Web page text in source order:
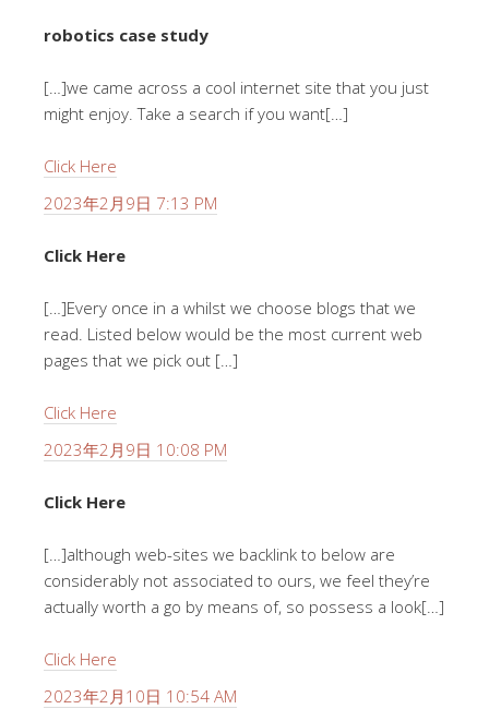
robotics case study
[…]we came across a cool internet site that you just
might enjoy. Take a search if you want[…]
Click Here
2023年2月9日 7:13 PM
Click Here
[…]Every once in a whilst we choose blogs that we
read. Listed below would be the most current web
pages that we pick out […]
Click Here
2023年2月9日 10:08 PM
Click Here
[…]although web-sites we backlink to below are
considerably not associated to ours, we feel they’re
actually worth a go by means of, so possess a look[…]
Click Here
2023年2月10日 10:54 AM